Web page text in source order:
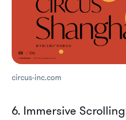
circus-inc.com
6. Immersive Scrolling